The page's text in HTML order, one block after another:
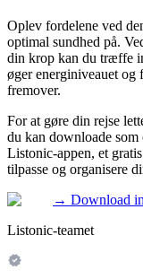
Oplev fordelene ved
optimal sundhed på.
din krop kan du træffe
øger energiniveauet
fremover.
For at gøre din rejse
du kan downloade
Listonic-appen, et
tilpasse og organisere
→ Download
Listonic-teamet